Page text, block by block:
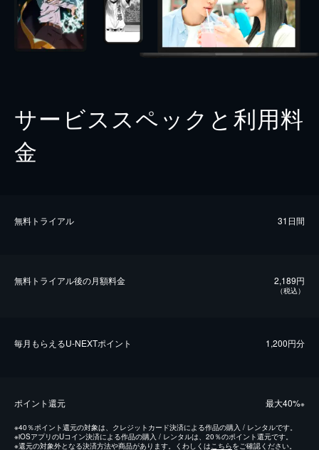
サービススペックと利用料
金
無料トライアル 31日間
無料トライアル後の⽉額料金 2,189円
（税込）
毎⽉もらえるU-NEXTポイント 1,200円分
ポイント還元 最⼤40%※
※40％ポイント還元の対象は、クレジットカード決済による作品の購入 / レンタルです。
※iOSアプリのUコイン決済による作品の購入 / レンタルは、20％のポイント還元です。
※還元の対象外となる決済方法や商品があります。くわしくはこちらをご確認ください。